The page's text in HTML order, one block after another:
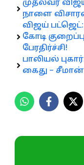
முதல்வர்
நாளை
விஜய் பட்ஜெட்:
கோடி
பேரதிர்ச்சி!
பாலியல்
கைது –